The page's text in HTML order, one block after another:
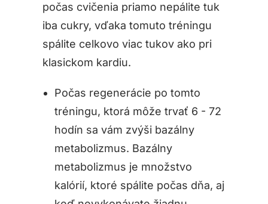
počas cvičenia priamo nepálite tuk
iba cukry, vďaka tomuto tréningu
spálite celkovo viac tukov ako pri
klasickom kardiu.
Počas regenerácie po tomto
tréningu, ktorá môže trvať 6 - 72
hodín sa vám zvýši bazálny
metabolizmus. Bazálny
metabolizmus je množstvo
kalórií, ktoré spálite počas dňa, aj